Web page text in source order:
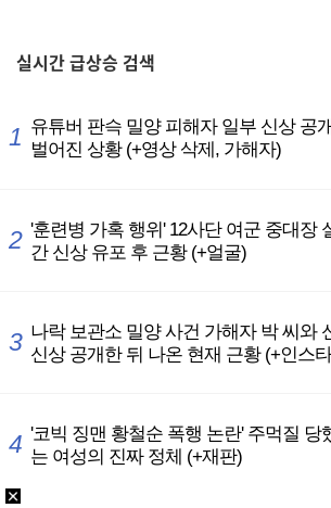
실시간급상승 검색